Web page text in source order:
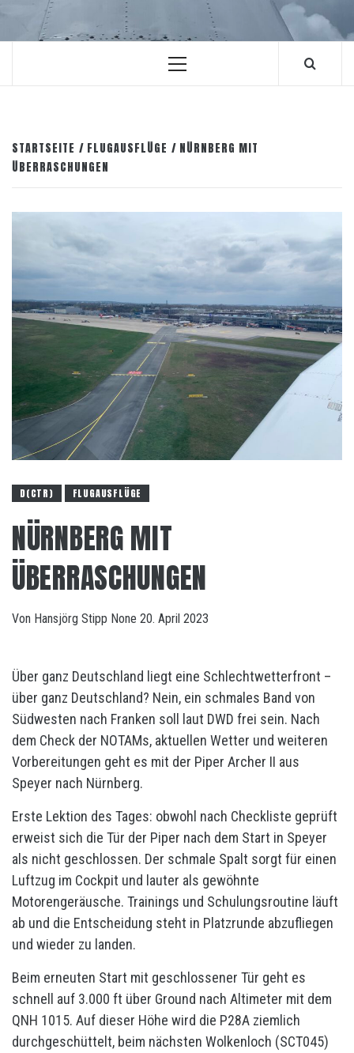
Primäres
STARTSEITE FLUGAUSFLÜGE
NÜRNBERG MIT
ÜBERRASCHUNGEN
D(CTR) FLUGAUSFLÜGE
NÜRNBERG MIT
ÜBERRASCHUNGEN
Von Hansjörg Stipp None 20. April 2023
Über ganz Deutschland liegt eine Schlechtwetterfront –
über ganz Deutschland? Nein, ein schmales Band von
Südwesten nach Franken soll laut DWD frei sein. Nach
dem Check der NOTAMs, aktuellen Wetter und weiteren
Vorbereitungen geht es mit der Piper Archer II aus
Speyer nach Nürnberg.
Erste Lektion des Tages: obwohl nach Checkliste geprüft
erweist sich die Tür der Piper nach dem Start in Speyer
als nicht geschlossen. Der schmale Spalt sorgt für einen
Luftzug im Cockpit und lauter als gewöhnte
Motorengeräusche. Trainings und Schulungsroutine läuft
ab und die Entscheidung steht in Platzrunde abzufliegen
und wieder zu landen.
Beim erneuten Start mit geschlossener Tür geht es
schnell auf 3.000 ft über Ground nach Altimeter mit dem
QNH 1015. Auf dieser Höhe wird die P28A ziemlich
durchgeschüttelt, beim nächsten Wolkenloch (SCT045)